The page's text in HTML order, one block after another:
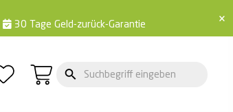
×
30 Tage Geld-zurück-Garantie